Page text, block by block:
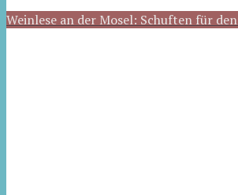
Weinlese an der Mosel: Schuften für